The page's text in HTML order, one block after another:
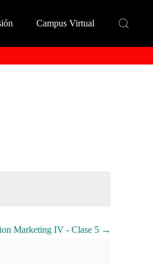
Campus Virtual
Marketing IV - Clase 5